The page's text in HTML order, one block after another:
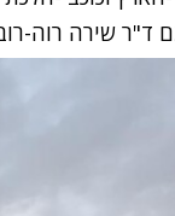
ד"ר שירה רוה-